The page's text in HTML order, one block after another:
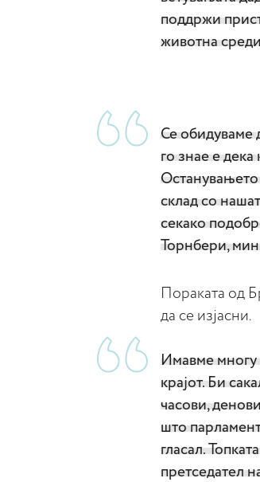
поддржи
животна
Се обидуваме
го знае е
Останувањето
склад со
секако
Торнбери,
Пораката од
да се изјасни.
Имавме многу
крајот. Би
часови,
што
гласал.
претседател